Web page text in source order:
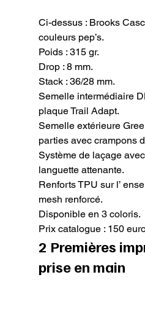
Ci-dessus : Brooks
couleurs pep’s.
Poids : 315 gr.
Drop : 8 mm.
Stack : 36/28 mm.
Semelle intermédiaire
plaque Trail Adapt.
Semelle extérieure
parties avec crampons
Système de laçage
languette attenante.
Renforts TPU sur l’
mesh renforcé.
Disponible en 3 coloris.
Prix catalogue : 150
2 Premières
prise en main